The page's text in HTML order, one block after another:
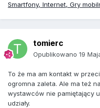
Smartfony, Internet, Gry
tomierc
Opublikowano 19
To że ma am kontakt w
ogromna zaleta. Ale ma też
wystawców nie pamiętający
udziały.